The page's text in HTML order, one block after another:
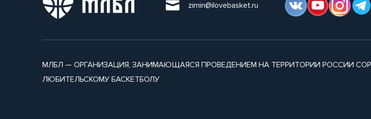
zimin@ilovebasket.ru
МЛБЛ — ОРГАНИЗАЦИЯ, ЗАНИМАЮЩАЯСЯ ПРОВЕДЕНИЕМ НА ТЕРРИТОРИИ РОССИИ
ЛЮБИТЕЛЬСКОМУ БАСКЕТБОЛУ